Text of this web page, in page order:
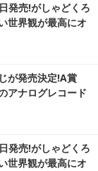
発売!がしゃどくろ
世界観が最高にオ
が発売決定!A賞
アナログレコード
発売!がしゃどくろ
世界観が最高にオ